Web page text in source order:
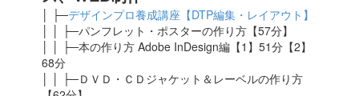
│ ├─デザインプロ養成講座【DTP編集・レイアウト】
│ │ ├─パンフレット・ポスターの作り方【57分】
│ │ ├─本の作り方 Adobe InDesign編【1】51分【2】
68分
│ │ ├─ＤＶＤ・ＣＤジャケット＆レーベルの作り方